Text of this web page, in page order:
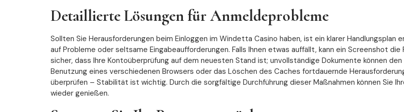
Detaillierte Lösungen für Anmeldeprobleme
Sollten Sie Herausforderungen beim Einloggen im Windetta Casino haben, ist ein klarer
auf Probleme oder seltsame Eingabeaufforderungen. Falls Ihnen etwas auffällt, kann ein Screenshot
sicher, dass Ihre Kontoüberprüfung auf dem neuesten Stand ist; unvollständige Dokumente können
Benutzung eines verschiedenen Browsers oder das Löschen des Caches fortdauernde
überprüfen – Stabilität ist wichtig. Durch die sorgfältige Durchführung dieser Maßnahmen können Sie
wieder genießen.